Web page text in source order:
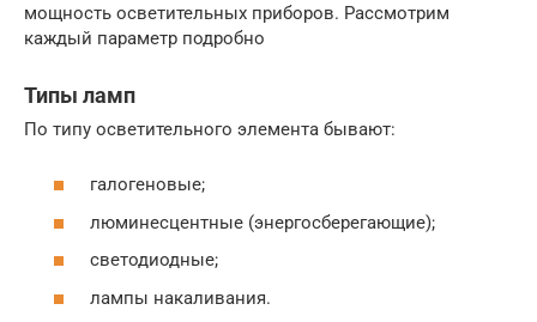
мощность осветительных приборов. Рассмотрим
каждый параметр подробно
Типы ламп
По типу осветительного элемента бывают:
галогеновые;
люминесцентные (энергосберегающие);
светодиодные;
лампы накаливания.